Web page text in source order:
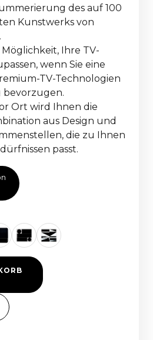
des auf 100
Kunstwerks von
Ihre TV-
wenn Sie eine
TV-Technologien
bevorzugen.
Ort wird Ihnen die
aus Design und
die zu Ihnen
passt.